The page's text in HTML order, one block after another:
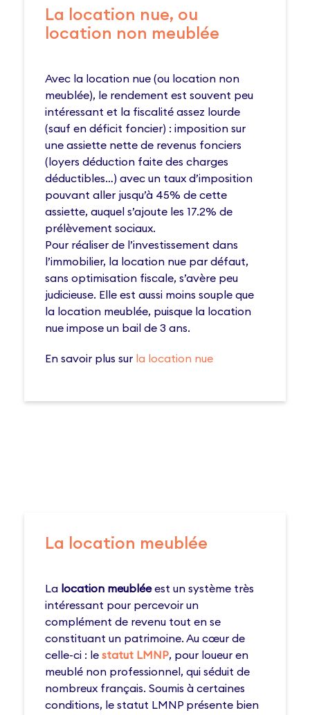
La location nue, ou
location non meublée
Avec la location nue (ou location non
meublée), le rendement est souvent peu
intéressant et la fiscalité assez lourde
(sauf en déficit foncier) : imposition sur
une assiette nette de revenus fonciers
(loyers déduction faite des charges
déductibles…) avec un taux d’imposition
pouvant aller jusqu’à 45% de cette
assiette, auquel s’ajoute les 17.2% de
prélèvement sociaux.
Pour réaliser de l’investissement dans
l’immobilier, la location nue par défaut,
sans optimisation fiscale, s’avère peu
judicieuse. Elle est aussi moins souple que
la location meublée, puisque la location
nue impose un bail de 3 ans.
En savoir plus sur la location nue
La location meublée
La location meubléeest un système très
intéressant pour percevoir un
complément de revenu tout en se
constituant un patrimoine. Au cœur de
celle-ci : le statut LMNP, pour loueur en
meublé non professionnel, qui séduit de
nombreux français. Soumis à certaines
conditions, le statut LMNP présente bien